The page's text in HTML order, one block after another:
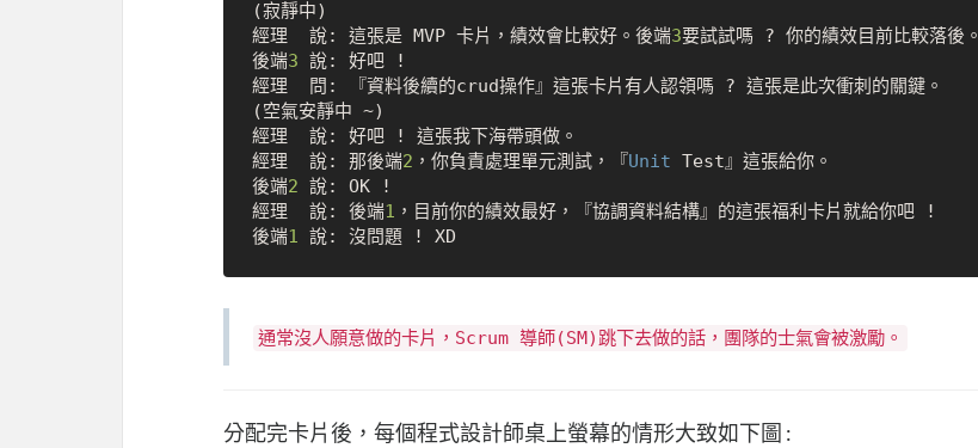
(寂靜中)
經理  說: 這張是 MVP 卡片，績效會比較好。後端3要試試嗎 ? 你的績效目前比較落後。
後端3 說: 好吧 !
經理  問: 『資料後續的crud操作』這張卡片有人認領嗎 ? 這張是此次衝刺的關鍵。
(空氣安靜中 ~)
經理  說: 好吧 ! 這張我下海帶頭做。
經理  說: 那後端2 ，你負責處理單元測試，『Unit Test』這張給你。
後端2 說: OK !
經理  說: 後端1 ，目前你的績效最好，『協調資料結構』的這張福利卡片就給你吧 !
後端1
通常沒人願意做的卡片，Scrum 導師(SM)跳下去做的話，團隊的士氣會被激勵。
分配完卡片後，每個程式設計師桌上螢幕的情形大致如下圖 :